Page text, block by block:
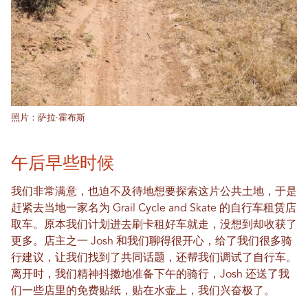
照片：萨拉·霍布斯
午后早些时候
我们非常满意，也迫不及待地想要探索这片公共土地，于是
赶紧去当地一家名为 Grail Cycle and Skate 的自行车租赁店
取车。原本我们计划进去刷卡租好车就走，没想到却收获了
更多。店主之一 Josh 和我们聊得很开心，给了我们很多骑
行建议，让我们找到了共同话题，还帮我们调试了自行车。
离开时，我们精神抖擞地准备下午的骑行，Josh 还送了我
们一些店里的免费贴纸，贴在水壶上，我们兴奋极了。